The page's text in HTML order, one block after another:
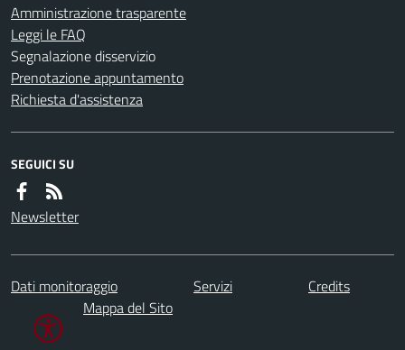
Amministrazione trasparente
Leggi le FAQ
Segnalazione disservizio
Prenotazione appuntamento
Richiesta d'assistenza
SEGUICI SU
Newsletter
Dati monitoraggio Servizi
Credits
Mappa del Sito